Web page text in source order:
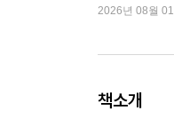
2026년 08월
책소개